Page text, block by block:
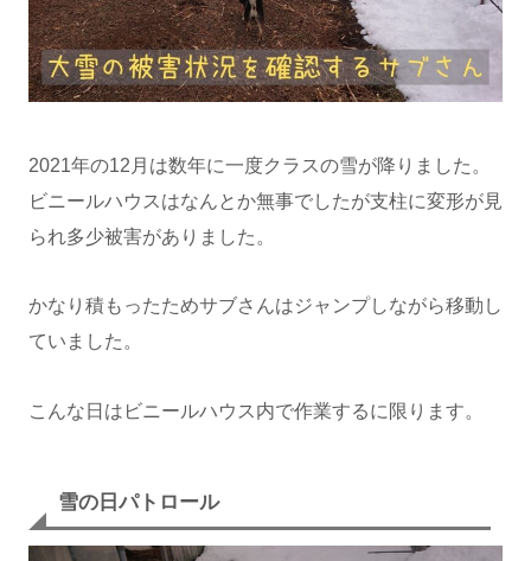
2021年の12月は数年に一度クラスの雪が降りました。
ビニールハウスはなんとか無事でしたが支柱に変形が見
られ多少被害がありました。
かなり積もったためサブさんはジャンプしながら移動し
ていました。
こんな日はビニールハウス内で作業するに限ります。
雪の日パトロール